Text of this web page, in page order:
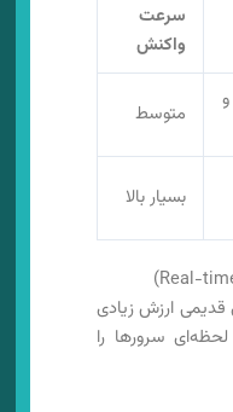
سرعت
واکنش
متوسط
بسیار بالا
قدیمی ارزش زیادی
سرورها را